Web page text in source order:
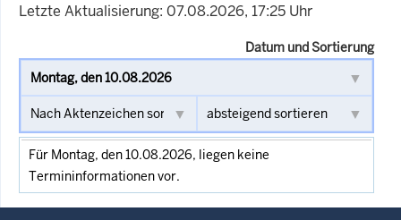
Letzte Aktualisierung: 07.08.2026, 17:25 Uhr
Datum und Sortierung
Für Montag, den 10.08.2026, liegen keine
Termininformationen vor.